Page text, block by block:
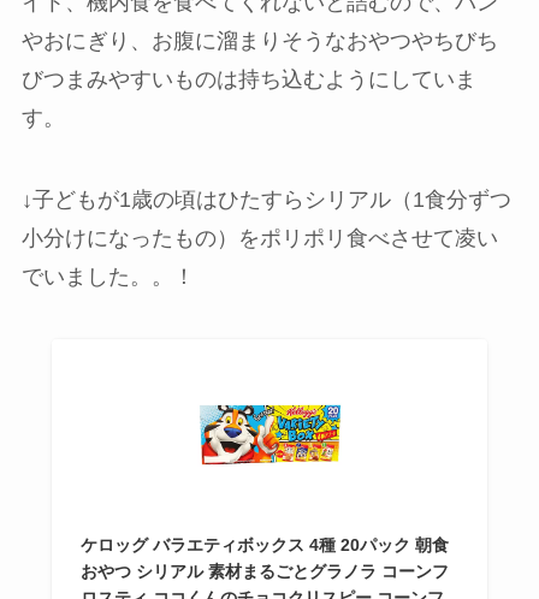
やおにぎり、お腹に溜まりそうなおやつやちびち
びつまみやすいものは持ち込むようにしていま
す。
↓子どもが1歳の頃はひたすらシリアル（1食分ずつ
小分けになったもの）をポリポリ食べさせて凌い
でいました。。！
ケロッグ バラエティボックス 4種 20パック 朝食
おやつ シリアル 素材まるごとグラノラ コーンフ